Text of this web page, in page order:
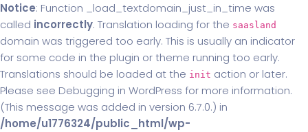
Notice: Function _load_textdomain_just_in_time was
called incorrectly. Translation loading for the saasland
domain was triggered too early. This is usually an indicator
for some code in the plugin or theme running too early.
Translations should be loaded at the init action or later.
Please see Debugging in WordPress for more information.
(This message was added in version 6.7.0.) in
/home/u1776324/public_html/wp-